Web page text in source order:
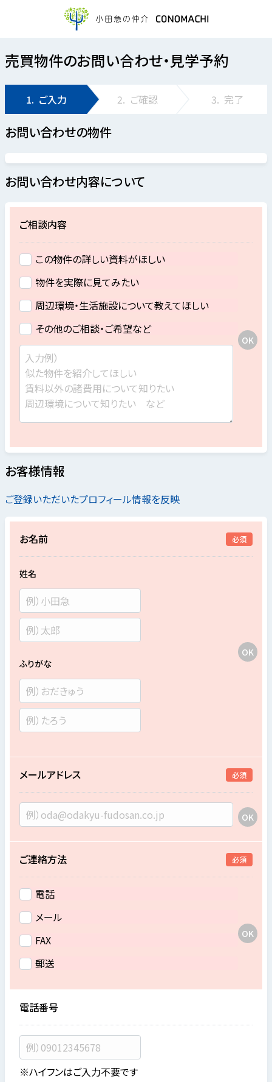
売買物件のお問い合わせ・見学予約
1. ご入力 2. ご確認 3. 完了
お問い合わせの物件
お問い合わせ内容について
ご相談内容
この物件の詳しい資料がほしい
物件を実際に見てみたい
周辺環境・生活施設について教えてほしい
その他のご相談・ご希望など
お客様情報
ご登録いただいたプロフィール情報を反映
お名前 必須
姓名
ふりがな
メールアドレス 必須
ご連絡方法 必須
電話
メール
FAX
郵送
電話番号
※ハイフンはご入力不要です